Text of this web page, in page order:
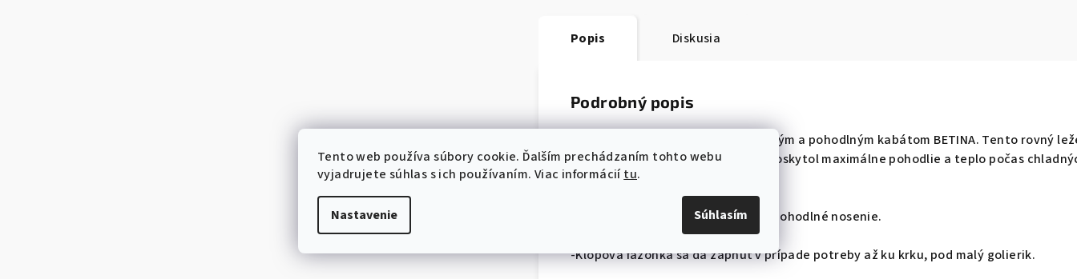
Tento web používa súbory cookie. Ďalším prechádzaním tohto webu
vyjadrujete súhlas s ich používaním. Viac informáciítu.
Nastavenie Súhlasím
Popis Diskusia
Podrobný popis
Pripravte sa na zimu s našim štýlovým a pohodlným kabátom BETINA. Tento rovný
model ja navrhnutý tak, aby vám poskytol maximálne pohodlie a teplo počas
dní.
-Polovšívané rukávy zabezpečujú pohodlné nosenie.
-Klopová fazónka sa dá zapnúť v prípade potreby až ku krku, pod malý golierik.